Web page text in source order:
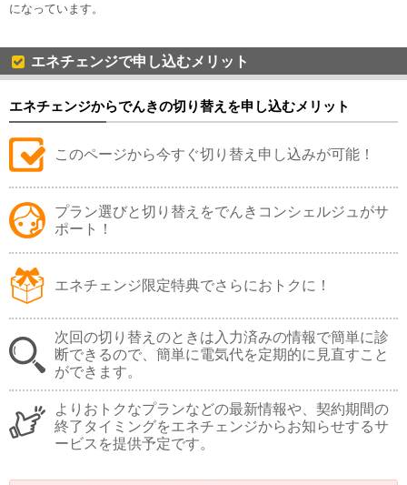
になっています。
エネチェンジで申し込むメリット
エネチェンジからでんきの切り替えを申し込むメリット
このページから今すぐ切り替え申し込みが可能！
プラン選びと切り替えをでんきコンシェルジュがサ
ポート！
エネチェンジ限定特典でさらにおトクに！
次回の切り替えのときは入力済みの情報で簡単に診
断できるので、簡単に電気代を定期的に見直すこと
ができます。
よりおトクなプランなどの最新情報や、契約期間の
終了タイミングをエネチェンジからお知らせするサ
ービスを提供予定です。